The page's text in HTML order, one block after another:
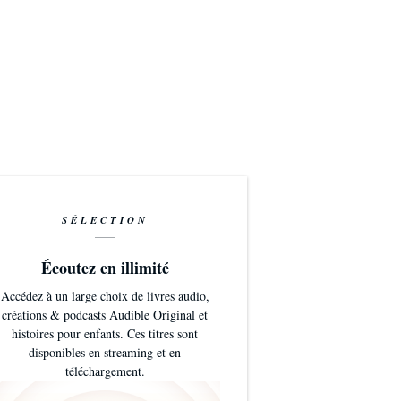
SÉLECTION
Écoutez en illimité
Accédez à un large choix de livres audio,
créations & podcasts Audible Original et
histoires pour enfants. Ces titres sont
disponibles en streaming et en
téléchargement.